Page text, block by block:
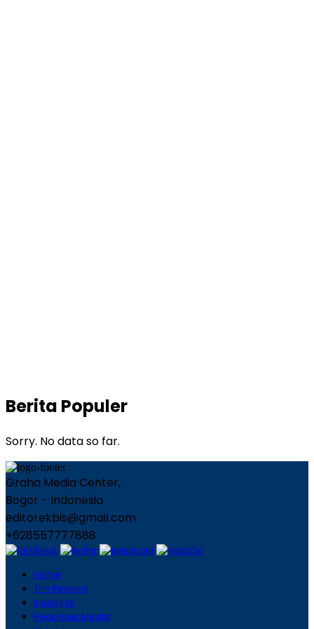
Berita Populer
Sorry. No data so far.
Graha Media Center,
Bogor - Indonesia
editorekbis@gmail.com
+628557777888
Home
Tim Redaksi
Kode Etik
Pedoman Media